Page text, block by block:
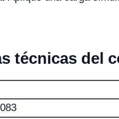
técnicas del